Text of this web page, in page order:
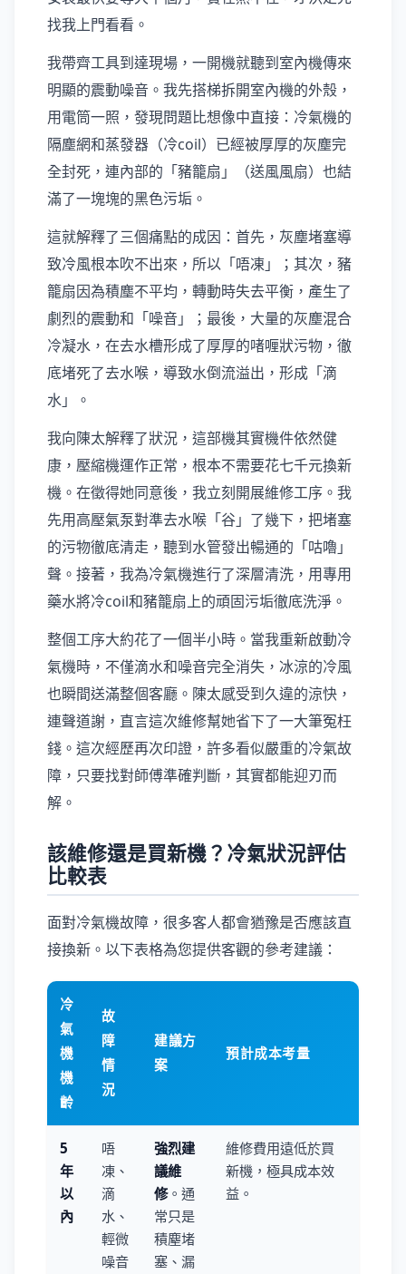
找我上門看看。
我帶齊工具到達現場，一開機就聽到室內機傳來
明顯的震動噪音。我先搭梯拆開室內機的外殼，
用電筒一照，發現問題比想像中直接：冷氣機的
隔塵網和蒸發器（冷coil）已經被厚厚的灰塵完
全封死，連內部的「豬籠扇」（送風風扇）也結
滿了一塊塊的黑色污垢。
這就解釋了三個痛點的成因：首先，灰塵堵塞導
致冷風根本吹不出來，所以「唔凍」；其次，豬
籠扇因為積塵不平均，轉動時失去平衡，產生了
劇烈的震動和「噪音」；最後，大量的灰塵混合
冷凝水，在去水槽形成了厚厚的啫喱狀污物，徹
底堵死了去水喉，導致水倒流溢出，形成「滴
水」。
我向陳太解釋了狀況，這部機其實機件依然健
康，壓縮機運作正常，根本不需要花七千元換新
機。在徵得她同意後，我立刻開展維修工序。我
先用高壓氣泵對準去水喉「谷」了幾下，把堵塞
的污物徹底清走，聽到水管發出暢通的「咕嚕」
聲。接著，我為冷氣機進行了深層清洗，用專用
藥水將冷coil和豬籠扇上的頑固污垢徹底洗淨。
整個工序大約花了一個半小時。當我重新啟動冷
氣機時，不僅滴水和噪音完全消失，冰涼的冷風
也瞬間送滿整個客廳。陳太感受到久違的涼快，
連聲道謝，直言這次維修幫她省下了一大筆冤枉
錢。這次經歷再次印證，許多看似嚴重的冷氣故
障，只要找對師傅準確判斷，其實都能迎刃而
解。
該維修還是買新機？冷氣狀況評估
比較表
面對冷氣機故障，很多客人都會猶豫是否應該直
接換新。以下表格為您提供客觀的參考建議：
冷
氣
機
機
齡
故
障
情
況
建議方
案
預計成本考量
5
年
以
內
唔
凍、
滴
水、
輕微
噪音
強烈建
議維
修。通
常只是
積塵堵
塞、漏
維修費用遠低於買
新機，極具成本效
益。